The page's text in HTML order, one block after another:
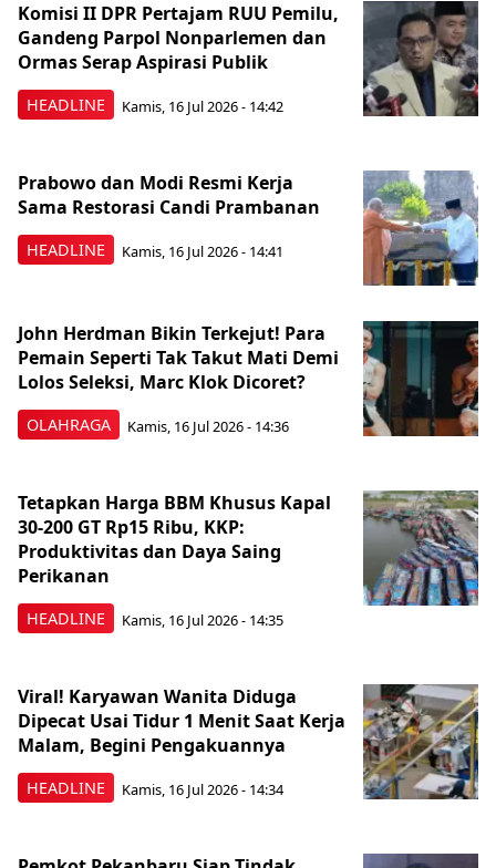
HEADLINE
Komisi II DPR Pertajam RUU Pemilu,
Gandeng Parpol Nonparlemen dan
Ormas Serap Aspirasi Publik
Kamis, 16 Jul 2026 - 14:42
HEADLINE
Prabowo dan Modi Resmi Kerja
Sama Restorasi Candi Prambanan
Kamis, 16 Jul 2026 - 14:41
OLAHRAGA
John Herdman Bikin Terkejut! Para
Pemain Seperti Tak Takut Mati Demi
Lolos Seleksi, Marc Klok Dicoret?
Kamis, 16 Jul 2026 - 14:36
HEADLINE
Tetapkan Harga BBM Khusus Kapal
30-200 GT Rp15 Ribu, KKP:
Produktivitas dan Daya Saing
Perikanan
Kamis, 16 Jul 2026 - 14:35
HEADLINE
Viral! Karyawan Wanita Diduga
Dipecat Usai Tidur 1 Menit Saat Kerja
Malam, Begini Pengakuannya
Kamis, 16 Jul 2026 - 14:34